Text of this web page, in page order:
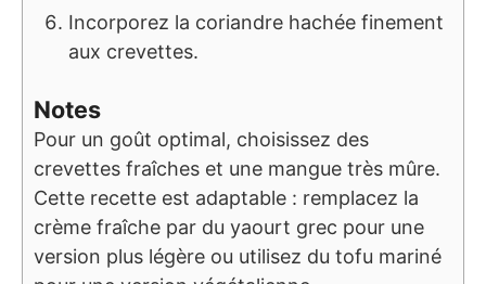
Incorporez la coriandre hachée finement
aux crevettes.
Notes
Pour un goût optimal, choisissez des
crevettes fraîches et une mangue très mûre.
Cette recette est adaptable : remplacez la
crème fraîche par du yaourt grec pour une
version plus légère ou utilisez du tofu mariné